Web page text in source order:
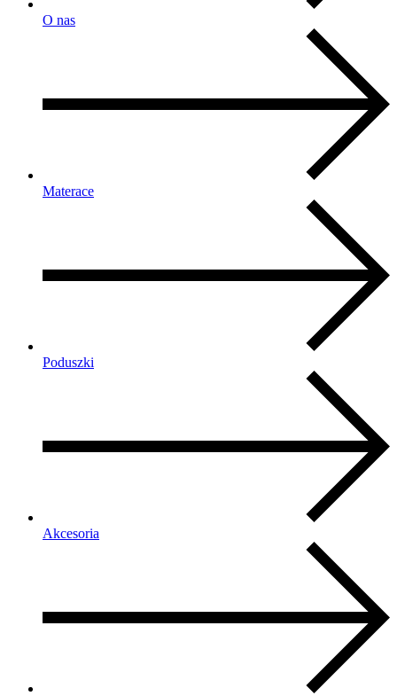
O nas
Materace
Poduszki
Akcesoria